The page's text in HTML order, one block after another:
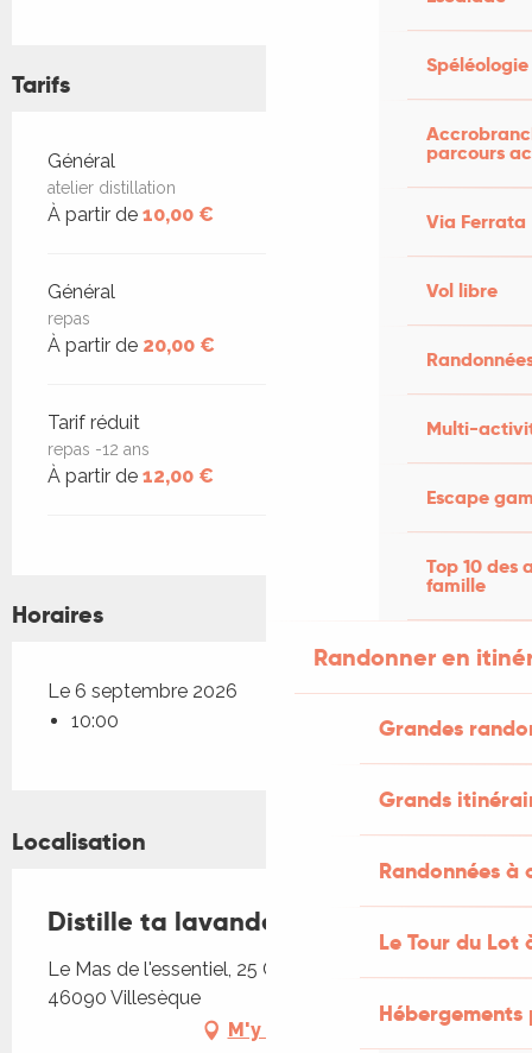
Spéléologie
parcours
Via Ferrata
Vol libre
Multi-
Escape
Top 10 des
famille
Randonner en
Grandes
Grands
Randonnées
Le Tour du Lot
Tarifs
Tarifs 2026
Général
atelier distillation
À partir de 10,00 €
Général
repas
À partir de 20,00 €
Tarif réduit
repas -12 ans
À partir de 12,00 €
Horaires
Le 6 septembre 2026
10:00
Localisation
Distille ta lavande !
Le Mas de l'essentiel, 25 Chemin de la Serre,
46090 Villesèque
M'y rendre